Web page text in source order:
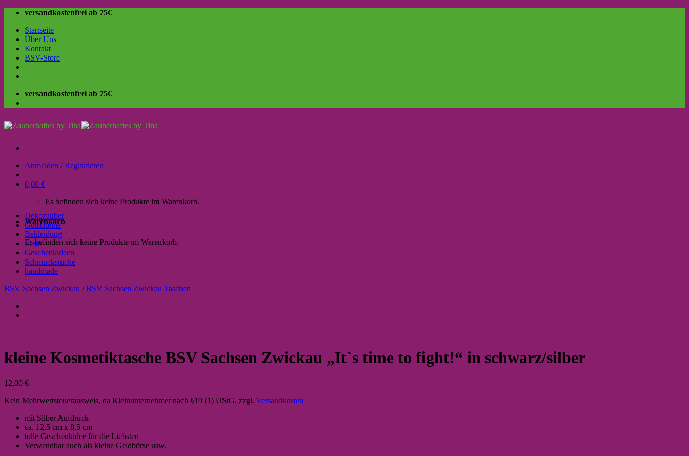
Skip
content
versandkostenfrei ab 75€
Startseite
Über Uns
Kontakt
BSV-Store
versandkostenfrei ab 75€
Anmelden / Registrieren
0,00 €
Es befinden sich keine Produkte im Warenkorb.
Warenkorb
Es befinden sich keine Produkte im Warenkorb.
Dekozauber
Gutscheine
Bekleidung
Feste
Geschenkideen
Schmuckstücke
handmade
BSV Sachsen Zwickau / BSV Sachsen Zwickau Taschen
kleine Kosmetiktasche BSV Sachsen Zwickau „It`s time to fight!“ in schwarz/silber
12,00 €
Kein Mehrwertsteuerausweis, da Kleinunternehmer nach §19 (1) UStG. zzgl. Versandkosten
mit Silber Aufdruck
ca. 12,5 cm x 8,5 cm
tolle Geschenkidee für die Liebsten
Verwendbar auch als kleine Geldbörse usw.